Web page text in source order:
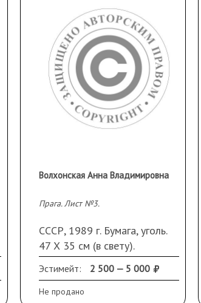
Волхонская Анна Владимировна
Прага. Лист №3.
СССР, 1989 г. Бумага, уголь.
47 Х 35 см (в свету).
Паспарту. Инициалы справа
внизу.
Эстимейт: 2 500 — 5 000
Не продано